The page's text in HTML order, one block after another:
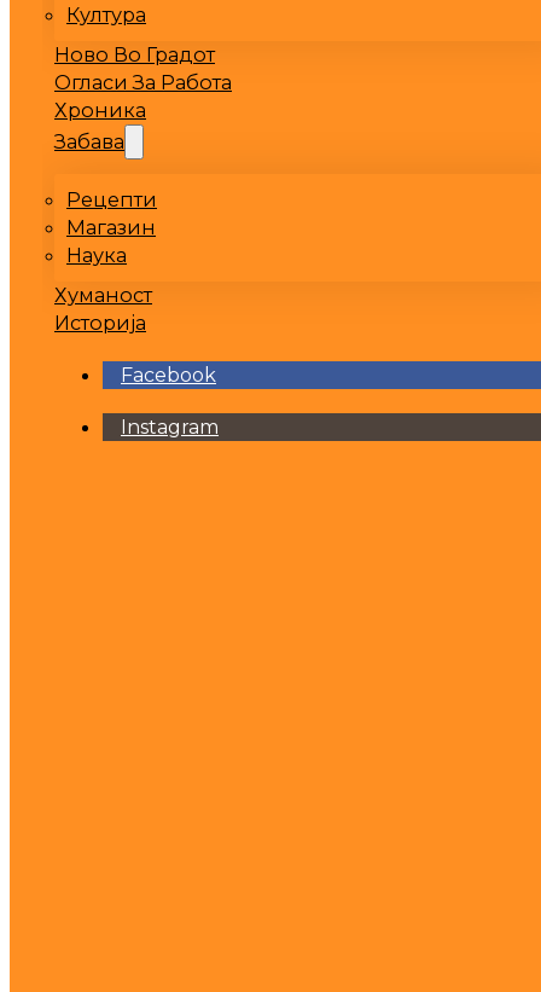
Култура
Ново Во Градот
Огласи За Работа
Хроника
Забава
Рецепти
Магазин
Наука
Хуманост
Историја
Facebook
Instagram